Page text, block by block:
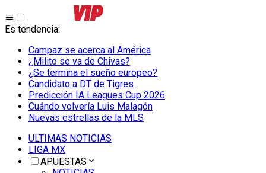
Es tendencia:
Campaz se acerca al América
¿Milito se va de Chivas?
¿Se termina el sueño europeo?
Candidato a DT de Tigres
Predicción IA Leagues Cup 2026
Cuándo volvería Luis Malagón
Nuevas estrellas de la MLS
ULTIMAS NOTICIAS
LIGA MX
APUESTAS